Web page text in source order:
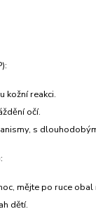
kožní reakci.
očí.
s
mějte po ruce
dětí.